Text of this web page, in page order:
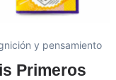
y pensamiento
Primeros